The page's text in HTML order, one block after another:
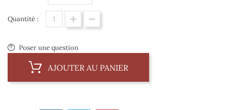
Quantité :
Poser une question
AJOUTER AU PANIER